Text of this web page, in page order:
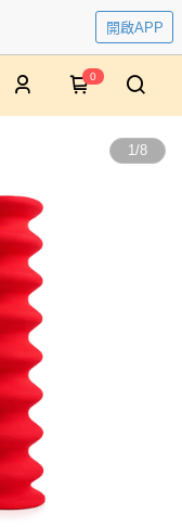
開啟APP
0
1/8